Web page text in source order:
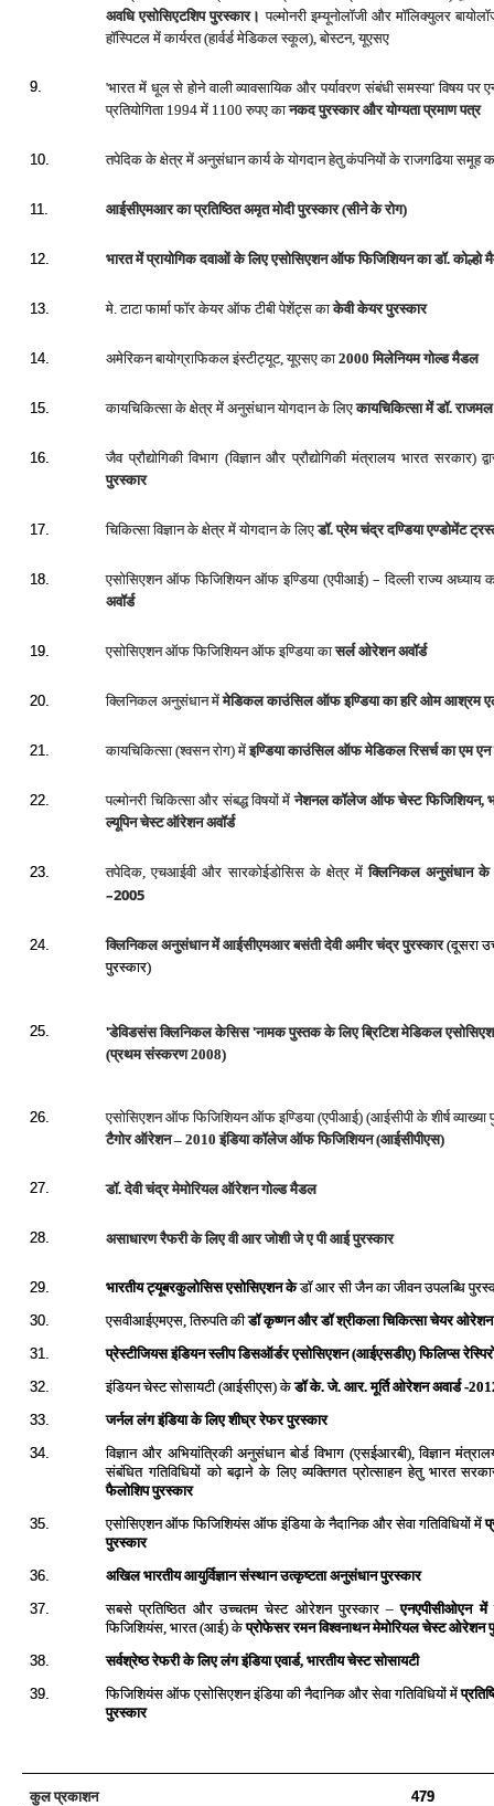
अ‍वधि एसोसिएटशिप पुरस्‍कार।पल्‍मोनरी इम्‍यूनोलॉजी और मॉलिक्‍युलर
हॉस्पिटल में कार्यरत (हार्वर्ड मेडिकल स्‍कूल), बोस्‍टन, यूएसए
9.
'भारत में धूल से होने वाली व्‍यावसायिक और पर्यावरण संबंधी समस्‍या' विषय पर
प्रतियोगिता 1994 में 1100 रुपए कानकद पुरस्‍कार और योग्‍यता प्रमाण पत्र
10. तपेदिक के क्षेत्र में अनुसंधान कार्य के योगदान हेतु कंपनियों के राजगढिया समूह
11. आईसीएमआर का प्रतिष्ठित अमृत मोदी पुरस्‍कार (सीने के रोग)
12. भारत में प्रायोगिक दवाओं के लिए एसोसिएशन ऑफ फिजिशियन का डॉ. कोल्हो
13. मे. टाटा फार्मा फॉर केयर ऑफ टीबी पेशेंट्स काकेवी केयर पुरस्‍कार
14. अमेरिकन बायोग्राफिकल इंस्‍टीट्यूट, यूएसए का2000 मिलेनियम गोल्‍ड मैडल
15. कायचिकित्‍सा के क्षेत्र में अनुसंधान योगदान के लिएकायचिकित्‍सा में डॉ.
16.
जैव प्रौद्योगिकी विभाग (विज्ञान और प्रौद्योगिकी मंत्रालय भारत सरकार)
पुरस्‍कार
17. चिकित्‍सा विज्ञान के क्षेत्र में योगदान के लिएडॉ. प्रेम चंद्र दण्डिया एण्‍डोमेंट
18. एसोसिएशन ऑफ फिजिशियन ऑफ इण्डिया (एपीआई) – दिल्‍ली राज्‍य अध्‍याय
अवॉर्ड
19. एसोसिएशन ऑफ फिजिशियन ऑफ इण्डिया कासर्ल ओरेशन अवॉर्ड
20. क्लिनिकल अनुसंधान मेंमेडिकल काउंसिल ऑफ इण्डिया का हरि ओम आश्रम
21. कायचिकित्‍सा (श्‍वसन रोग) मेंइण्डिया काउंसिल ऑफ मेडिकल रिसर्च का एम
22. पल्‍मोनरी चिकित्‍सा और संबद्ध विषयों मेंनेशनल कॉलेज ऑफ चेस्‍ट फिजिशियन,
ल्‍यूपिन चेस्‍ट ऑरेशन अवॉर्ड
23. तपेदिक, एचआईवी और सारकोईडोसिस के क्षेत्र में क्लिनिकल अनुसंधान के
–
24. क्लिनिकल अनुसंधान में आईसीएमआर बसंती देवी अमीर चंद्र पुरस्‍कार(दूसरा
पुरस्कार)
25. 'डेविडसंस क्लिनिकल केसिस'नामक पुस्‍तक के लिए ब्रिटिश मेडिकल
(प्रथम संस्‍करण 2008)
26. एसोसिएशन ऑफ फिजिशियन ऑफ इण्डिया (एपीआई) (आईसीपी के शीर्ष
टैगोर ऑरेशन – 2010 इंडिया कॉलेज ऑफ फिजिशियन (आईसीपीएस)
27. डॉ. देवी चंद्र मेमोरियल ऑरेशन गोल्‍ड मैडल
28. असाधारण रैफरी के लिए वी आर जोशी जे ए पी आई पुरस्‍कार
29. भारतीय ट्यूबरकुलोसिस एसोसिएशन केडॉ आर सी जैन का जीवन उपलब्धि
30. एसवीआईएमएस, तिरुपति कीडॉ कृष्णन और डॉ श्रीकला चिकित्सा चेयर ओरेशन
31. प्रेस्टीजियस इंडियन स्लीप डिसऑर्डर एसोसिएशन (आईएसडीए) फिलिप्स
32. इंडियन चेस्ट सोसायटी (आईसीएस) केडॉ के. जे. आर. मूर्ति ओरेशन अवार्ड -
33. जर्नल लंग इंडिया के लिए शीघ्र रेफर पुरस्कार
34. विज्ञान और अभियांत्रिकी अनुसंधान बोर्ड विभाग (एसईआरबी), विज्ञान
संबंधित गतिविधियों को बढ़ाने के लिए व्यक्तिगत प्रोत्साहन हेतु भारत
फैलोशिप पुरस्कार
35. एसोसिएशन ऑफ फिजिशियंस ऑफ इंडिया के नैदानिक और सेवा गतिविधियों में
पुरस्कार
36. अखिल भारतीय आयुर्विज्ञान संस्थान उत्कृष्टता अनुसंधान पुरस्कार
37. सबसे प्रतिष्ठित और उच्चतम चेस्ट ओरेशन पुरस्कार –एनएपीसीओएन में
फिजिशियंस, भारत (आई) केप्रोफेसर रमन विश्वनाथन मेमोरियल चेस्ट ओरेशन
38. सर्वश्रेष्ठ रेफरी के लिए लंग इंडिया एवार्ड, भारतीय चेस्ट सोसायटी
39. फिजिशियंस ऑफ एसोसिएशन इंडिया की नैदानिक और सेवा गतिविधियों में
पुरस्कार
कुल प्रकाशन 479